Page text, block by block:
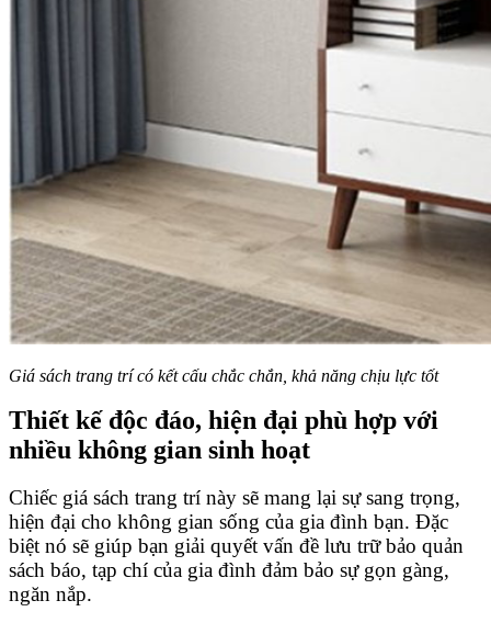
Giá sách trang trí có kết cấu chắc chắn, khả năng chịu lực tốt
Thiết kế độc đáo, hiện đại phù hợp với
nhiều không gian sinh hoạt
Chiếc giá sách trang trí này sẽ mang lại sự sang trọng,
hiện đại cho không gian sống của gia đình bạn. Đặc
biệt nó sẽ giúp bạn giải quyết vấn đề lưu trữ bảo quản
sách báo, tạp chí của gia đình đảm bảo sự gọn gàng,
ngăn nắp.